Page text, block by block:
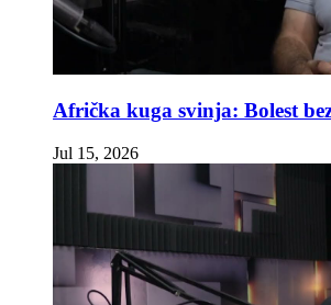
Afrička kuga svinja: Bolest
Jul 15, 2026